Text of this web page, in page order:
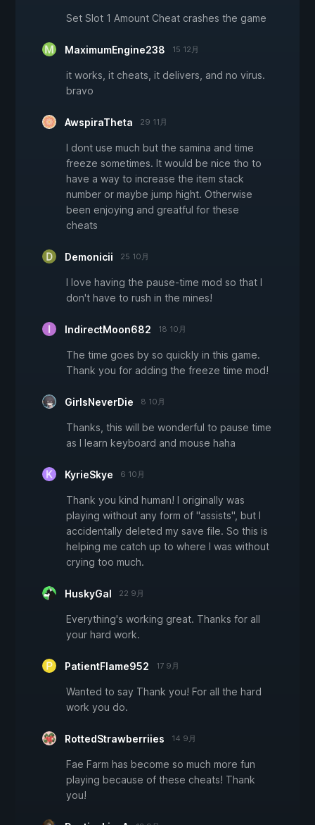
Set Slot 1 Amount Cheat crashes the game
MaximumEngine238 15 12月
it works, it cheats, it delivers, and no virus.
bravo
AwspiraTheta 29 11月
I dont use much but the samina and time
freeze sometimes. It would be nice tho to
have a way to increase the item stack
number or maybe jump hight. Otherwise
been enjoying and greatful for these
cheats
Demonicii 25 10月
I love having the pause-time mod so that I
don't have to rush in the mines!
IndirectMoon682 18 10月
The time goes by so quickly in this game.
Thank you for adding the freeze time mod!
GirlsNeverDie 8 10月
Thanks, this will be wonderful to pause time
as I learn keyboard and mouse haha
KyrieSkye 6 10月
Thank you kind human! I originally was
playing without any form of "assists", but I
accidentally deleted my save file. So this is
helping me catch up to where I was without
crying too much.
HuskyGal 22 9月
Everything's working great. Thanks for all
your hard work.
PatientFlame952 17 9月
Wanted to say Thank you! For all the hard
work you do.
RottedStrawberriies 14 9月
Fae Farm has become so much more fun
playing because of these cheats! Thank
you!